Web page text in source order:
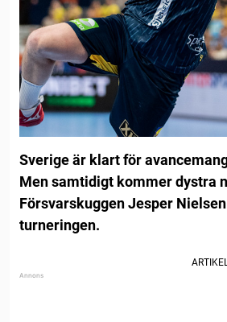
Sverige är klart för
Men samtidigt kommer dystra
Försvarskuggen Jesper
turneringen.